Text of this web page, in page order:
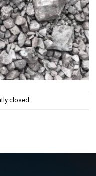
closed.